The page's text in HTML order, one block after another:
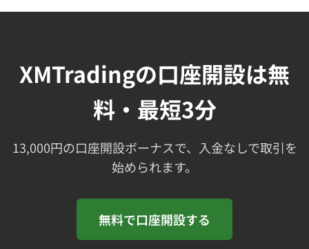
XMTradingの口座開設は無
料・最短3分
13,000円の口座開設ボーナスで、入金なしで取引を
始められます。
無料で口座開設する